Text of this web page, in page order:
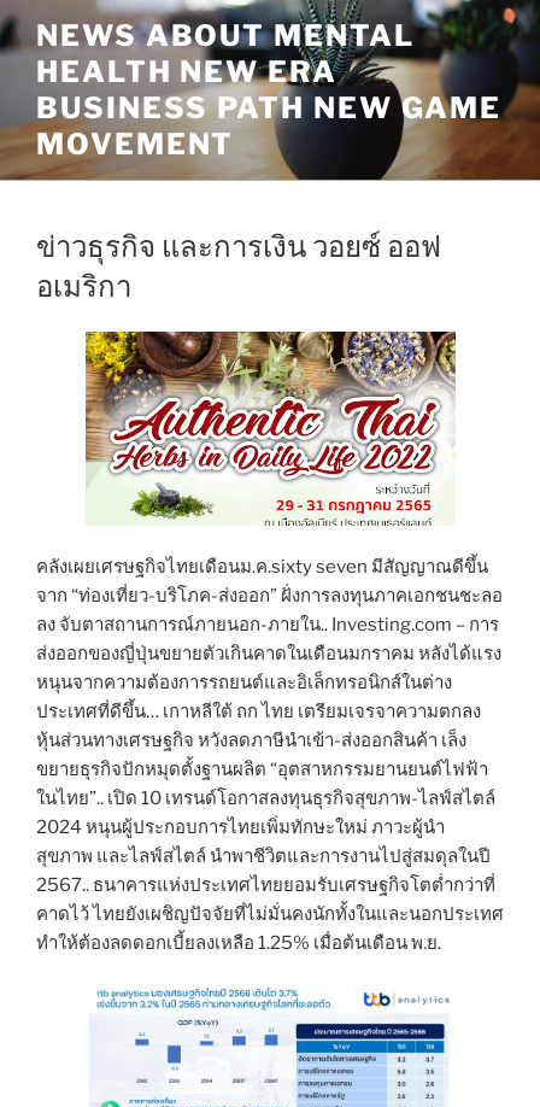
Skip
to
content
NEWS ABOUT MENTAL
HEALTH NEW ERA
BUSINESS PATH NEW GAME
MOVEMENT
ข่าวธุรกิจ และการเงิน วอยซ์ ออฟ
อเมริกา
คลังเผยเศรษฐกิจไทยเดือนม.ค.sixty seven มีสัญญาณดีขึ้น
จาก “ท่องเที่ยว-บริโภค-ส่งออก” ฝั่งการลงทุนภาคเอกชนชะลอ
ลง จับตาสถานการณ์ภายนอก-ภายใน.. Investing.com – การ
ส่งออกของญี่ปุ่นขยายตัวเกินคาดในเดือนมกราคม หลังได้แรง
หนุนจากความต้องการรถยนต์และอิเล็กทรอนิกส์ในต่าง
ประเทศที่ดีขึ้น… เกาหลีใต้ ถก ไทย เตรียมเจรจาความตกลง
หุ้นส่วนทางเศรษฐกิจ หวังลดภาษีนำเข้า-ส่งออกสินค้า เล็ง
ขยายธุรกิจปักหมุดตั้งฐานผลิต “อุตสาหกรรมยานยนต์ไฟฟ้า
ในไทย”.. เปิด 10 เทรนด์โอกาสลงทุนธุรกิจสุขภาพ-ไลฟ์สไตล์
2024 หนุนผู้ประกอบการไทยเพิ่มทักษะใหม่ ภาวะผู้นำ
สุขภาพ และไลฟ์สไตล์ นำพาชีวิตและการงานไปสู่สมดุลในปี
2567.. ธนาคารแห่งประเทศไทยยอมรับเศรษฐกิจโตต่ำกว่าที่
คาดไว้ ไทยยังเผชิญปัจจัยที่ไม่มั่นคงนักทั้งในและนอกประเทศ
ทำให้ต้องลดดอกเบี้ยลงเหลือ 1.25% เมื่อต้นเดือน พ.ย.